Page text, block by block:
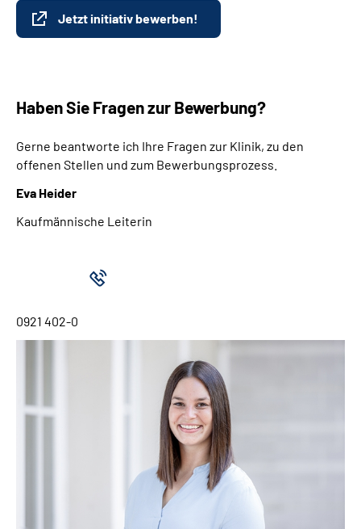
Jetzt initiativ bewerben!
Haben Sie Fragen zur Bewerbung?
Gerne beantworte ich Ihre Fragen zur Klinik, zu den
offenen Stellen und zum Bewerbungsprozess.
Eva Heider
Kaufmännische Leiterin
0921 402-0